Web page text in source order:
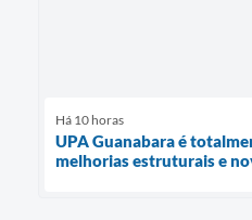
Há 10 horas
UPA Guanabara é
melhorias estruturais e